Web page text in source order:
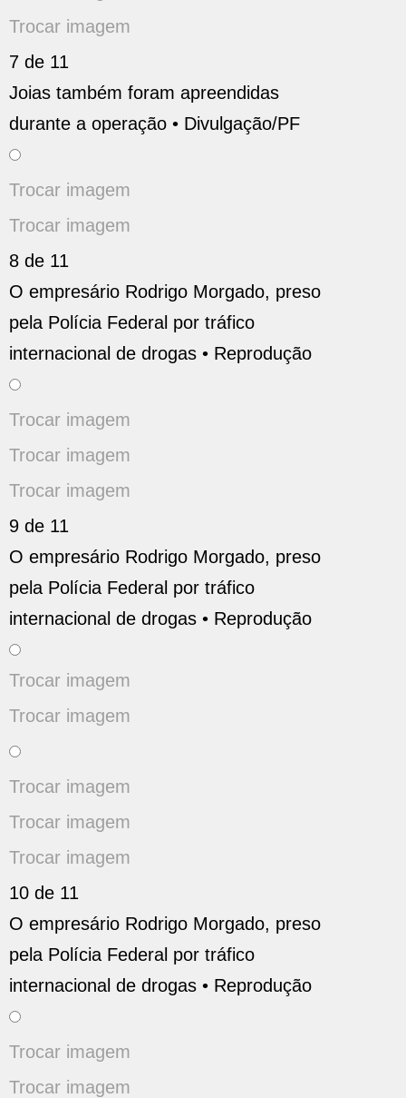
Trocar imagem
7 de 11
Joias também foram apreendidas
durante a operação • Divulgação/PF
Trocar imagem
Trocar imagem
8 de 11
O empresário Rodrigo Morgado, preso
pela Polícia Federal por tráfico
internacional de drogas • Reprodução
Trocar imagem
Trocar imagem
Trocar imagem
9 de 11
O empresário Rodrigo Morgado, preso
pela Polícia Federal por tráfico
internacional de drogas • Reprodução
Trocar imagem
Trocar imagem
Trocar imagem
Trocar imagem
Trocar imagem
10 de 11
O empresário Rodrigo Morgado, preso
pela Polícia Federal por tráfico
internacional de drogas • Reprodução
Trocar imagem
Trocar imagem